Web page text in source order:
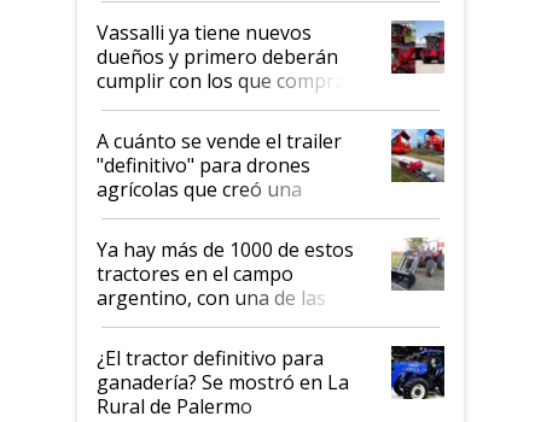
Vassalli ya tiene nuevos
dueños y primero deberán
cumplir con los que compraron
cosechadoras y todavía no las
recibieron: quién está detrás
del rescate de la empresa
A cuánto se vende el trailer
"definitivo" para drones
agrícolas que creó una
empresa argentina: "Veíamos a
contratistas invirtiendo miles
de dólares en drones de última
generación que luego eran
transportados de forma
precaria"
Ya hay más de 1000 de estos
tractores en el campo
argentino, con una de las
estructuras de fabricación más
integradas del mundo
¿El tractor definitivo para
ganadería? Se mostró en La
Rural de Palermo